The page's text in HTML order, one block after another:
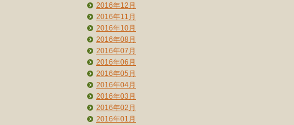
2016年12月
2016年11月
2016年10月
2016年08月
2016年07月
2016年06月
2016年05月
2016年04月
2016年03月
2016年02月
2016年01月